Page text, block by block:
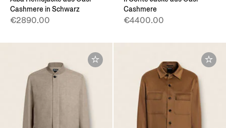
Cashmere in Schwarz
€2890.00
Cashmere
€4400.00